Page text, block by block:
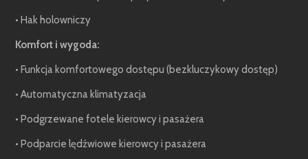
• Hak holowniczy
Komfort i wygoda:
• Funkcja komfortowego dostępu (bezkluczykowy dostęp)
• Automatyczna klimatyzacja
• Podgrzewane fotele kierowcy i pasażera
• Podparcie lędźwiowe kierowcy i pasażera